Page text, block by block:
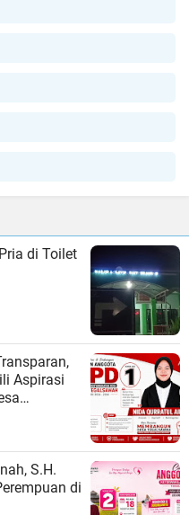
di Toilet
Aspirasi
S.H.
di